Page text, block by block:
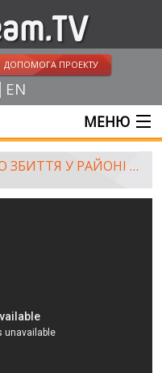
ДОПОМОГА ПРОЕКТУ
EN
МЕНЮ
СБУ ЗАЯВЛЯЄ ПРО ЗБИТТЯ У РАЙОНІ АВДІЇВКИ РОСІЙСЬКОГО БЕЗПІЛОТНИКА "ОРЛАН-10"